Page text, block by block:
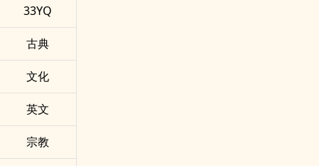
33YQ
古典
文化
英文
宗教